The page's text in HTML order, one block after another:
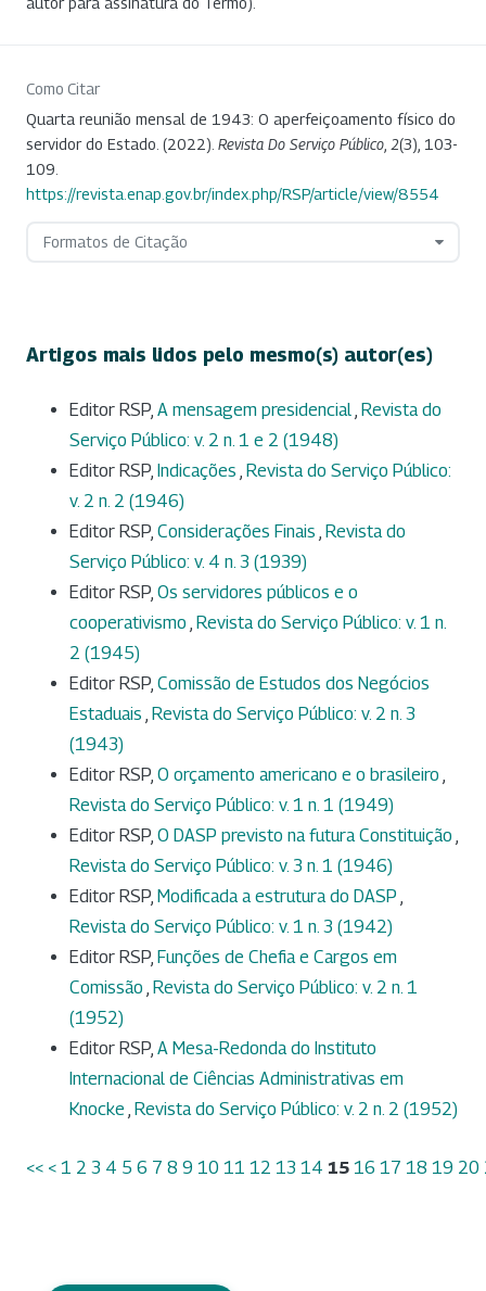
Como Citar
Quarta reunião mensal de 1943: O aperfeiçoamento físico do
servidor do Estado. (2022). Revista Do Serviço Público 2(3), 103-
109.
https://revista.enap.gov.br/index.php/RSP/article/view/8554
Formatos de Citação
Artigos mais lidos pelo mesmo(s) autor(es)
Editor RSP, A mensagem presidencial, Revista do
Serviço Público: v. 2 n. 1 e 2 (1948)
Editor RSP, Indicações , Revista do Serviço Público:
v. 2 n. 2 (1946)
Editor RSP, Considerações Finais , Revista do
Serviço Público: v. 4 n. 3 (1939)
Editor RSP, Os servidores públicos e o
cooperativismo , Revista do Serviço Público: v. 1 n.
2 (1945)
Editor RSP, Comissão de Estudos dos Negócios
Estaduais , Revista do Serviço Público: v. 2 n. 3
(1943)
Editor RSP, O orçamento americano e o brasileiro ,
Revista do Serviço Público: v. 1 n. 1 (1949)
Editor RSP, O DASP previsto na futura Constituição ,
Revista do Serviço Público: v. 3 n. 1 (1946)
Editor RSP, Modificada a estrutura do DASP ,
Revista do Serviço Público: v. 1 n. 3 (1942)
Editor RSP, Funções de Chefia e Cargos em
Comissão , Revista do Serviço Público: v. 2 n. 1
(1952)
Editor RSP, A Mesa-Redonda do Instituto
Internacional de Ciências Administrativas em
Knocke , Revista do Serviço Público: v. 2 n. 2 (1952)
<< < 1 2 3 4 5 6 7 8 9 10 11 12 13 14 15 16 17 18 19 20